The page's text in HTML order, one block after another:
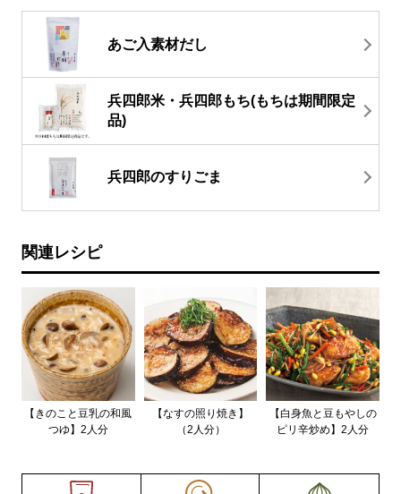
あご入素材だし
兵四郎米・兵四郎もち(もちは期間限定
品)
兵四郎のすりごま
関連レシピ
【きのこと豆乳の和風
つゆ】2人分
【なすの照り焼き】
（2人分）
【白身魚と豆もやしの
ピリ辛炒め】2人分